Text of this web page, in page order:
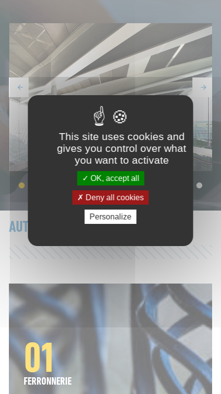
AUTRES ACTIVITÉS
FERRONNERIE
This site uses cookies and
gives you control over what
you want to activate
OK, accept all
Deny all cookies
Personalize